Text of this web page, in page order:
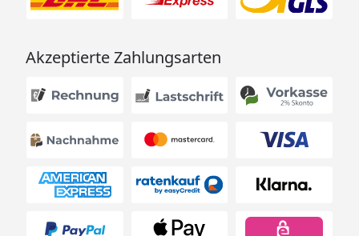
Akzeptierte Zahlungsarten